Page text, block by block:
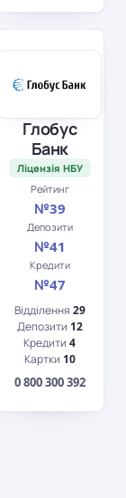
Глобус
Банк
Ліцензія НБУ
Рейтинг
№39
Депозити
№41
Кредити
№47
Відділення 29
Депозити 12
Кредити4
Картки 10
0 800 300 392